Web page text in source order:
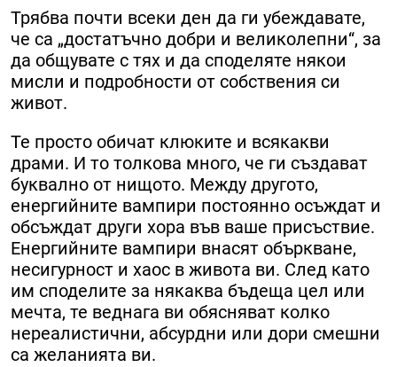
Трябва почти всеки ден да ги убеждавате,
че са „достатъчно добри и великолепни“, за
да общувате с тях и да споделяте някои
мисли и подробности от собствения си
живот.
Те просто обичат клюките и всякакви
драми. И то толкова много, че ги създават
буквално от нищото. Между другото,
енергийните вампири постоянно осъждат и
обсъждат други хора във ваше присъствие.
Енергийните вампири внасят объркване,
несигурност и хаос в живота ви. След като
им споделите за някаква бъдеща цел или
мечта, те веднага ви обясняват колко
нереалистични, абсурдни или дори смешни
са желанията ви.